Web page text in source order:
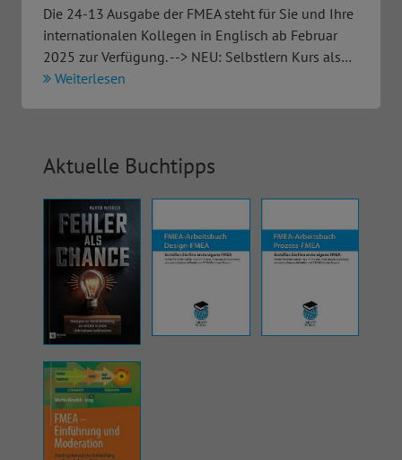
Die 24-13 Ausgabe der FMEA steht für Sie und Ihre
internationalen Kollegen in Englisch ab Februar
2025 zur Verfügung. --> NEU: Selbstlern Kurs als…
Weiterlesen
Aktuelle Buchtipps